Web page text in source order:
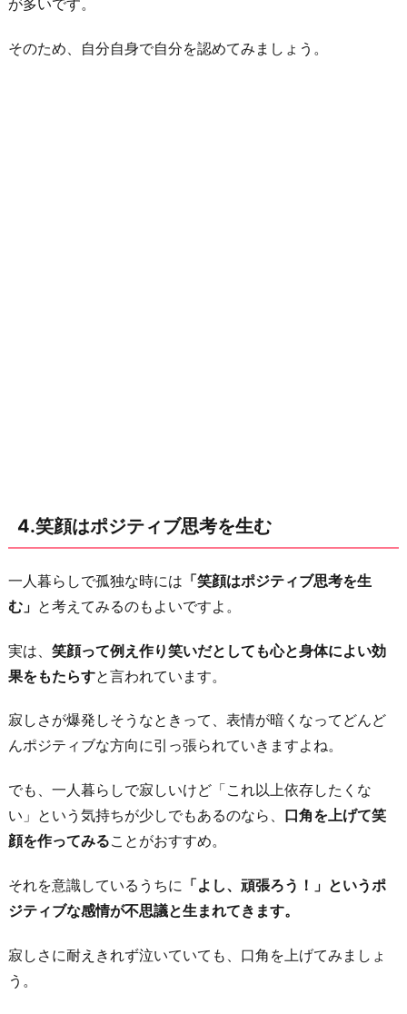
が多いです。
そのため、自分自身で自分を認めてみましょう。
4.笑顔はポジティブ思考を生む
一人暮らしで孤独な時には 「笑顔はポジティブ思考を生
む」 と考えてみるのもよいですよ。
実は、 笑顔って例え作り笑いだとしても心と身体によい効
果をもたらすと言われています。
寂しさが爆発しそうなときって、表情が暗くなってどんど
んポジティブな方向に引っ張られていきますよね。
でも、一人暮らしで寂しいけど「これ以上依存したくな
い」という気持ちが少しでもあるのなら、 口角を上げて笑
顔を作ってみることがおすすめ。
それを意識しているうちに 「よし、頑張ろう！」というポ
ジティブな感情が不思議と生まれてきます。
寂しさに耐えきれず泣いていても、口角を上げてみましょ
う。